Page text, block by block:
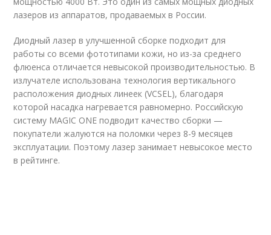
лазеров из аппаратов, продаваемых в России.
Диодный лазер в улучшенной сборке подходит для
работы со всеми фототипами кожи, но из-за среднего
флюенса отличается невысокой производительностью. В
излучателе использована технология вертикального
расположения диодных линеек (VCSEL), благодаря
которой насадка нагревается равномерно. Российскую
систему MAGIC ONE подводит качество сборки —
покупатели жалуются на поломки через 8-9 месяцев
эксплуатации. Поэтому лазер занимает невысокое место
в рейтинге.